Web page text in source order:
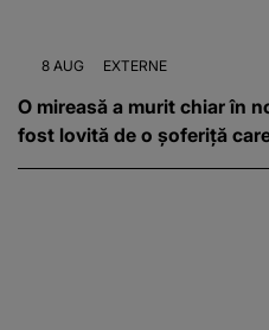
8 AUG EXTERNE
O mireasă a murit chiar în
fost lovită de o șoferiță